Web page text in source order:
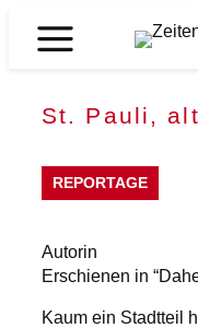
Inhalt
St. Pauli,
REPORTAGE
Autorin
Erschienen in
Kaum ein Stadtteil